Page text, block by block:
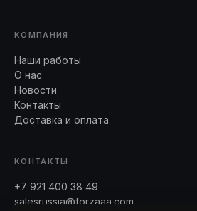
КОМПАНИЯ
Наши работы
О нас
Новости
Контакты
Доставка и оплата
КОНТАКТЫ
+7 921 400 38 49
salesrussia@forzaaa.com